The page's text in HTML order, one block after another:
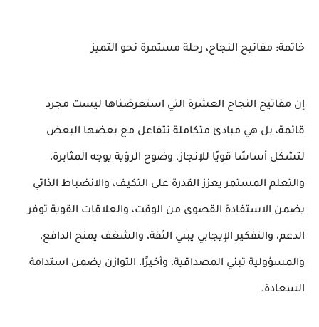
خاتمة: مفاتيح النجاح، رحلة مستمرة نحو التميز
إن مفاتيح النجاح العشرة التي استعرضناها ليست مجرد
قائمة، بل هي مبادئ متكاملة تتفاعل مع بعضها البعض
لتشكل أساسًا قويًا للإنجاز. وضوح الرؤية يوجه المثابرة،
والتعلم المستمر يعزز القدرة على التكيف، والانضباط الذاتي
يضمن الاستفادة القصوى من الوقت، والعلاقات القوية توفر
الدعم، والتفكير الإيجابي يبني الثقة، والشغف يمنح الدافع،
والمسؤولية تبني المصداقية، وأخيرًا، التوازن يضمن استدامة
السعادة.